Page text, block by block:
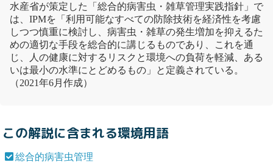
水産省が策定した「総合的病害虫・雑草管理実践指針」で
は、IPMを「利用可能なすべての防除技術を経済性を考慮
しつつ慎重に検討し、病害虫・雑草の発生増加を抑えるた
めの適切な手段を総合的に講じるものであり、これを通
じ、人の健康に対するリスクと環境への負荷を軽減、ある
いは最小の水準にとどめるもの」と定義されている。
（2021年6月作成）
この解説に含まれる環境用語
総合的病害虫管理